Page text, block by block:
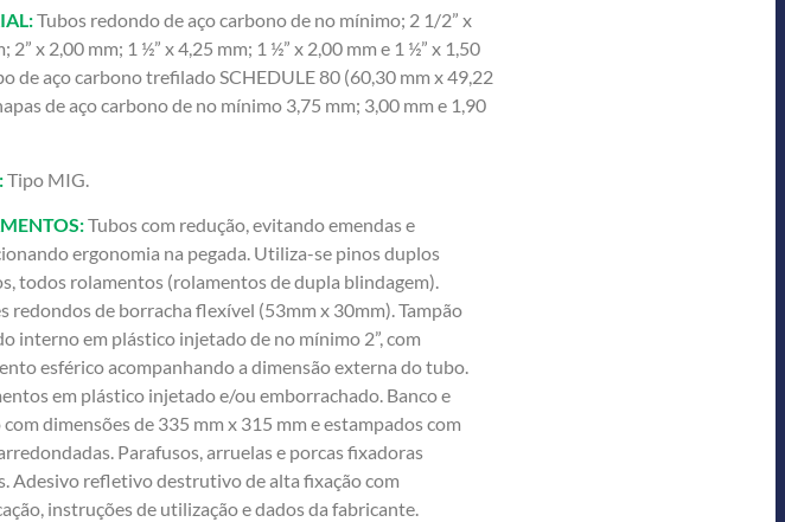
Tubos redondo de aço carbono de no mínimo; 2 1/2” x
2” x 2,00 mm; 1 ½” x 4,25 mm; 1 ½” x 2,00 mm e 1 ½” x 1,50
de aço carbono trefilado SCHEDULE 80 (60,30 mm x 49,22
de aço carbono de no mínimo 3,75 mm; 3,00 mm e 1,90
Tipo MIG.
Tubos com redução, evitando emendas e
ergonomia na pegada. Utiliza-se pinos duplos
todos rolamentos (rolamentos de dupla blindagem).
redondos de borracha flexível (53mm x 30mm). Tampão
interno em plástico injetado de no mínimo 2”, com
esférico acompanhando a dimensão externa do tubo.
em plástico injetado e/ou emborrachado. Banco e
dimensões de 335 mm x 315 mm e estampados com
Parafusos, arruelas e porcas fixadoras
Adesivo refletivo destrutivo de alta fixação com
instruções de utilização e dados da fabricante.